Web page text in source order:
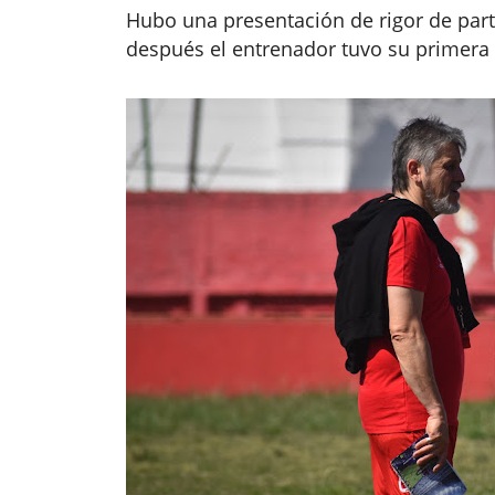
Hubo una presentación de rigor de
después el entrenador tuvo su